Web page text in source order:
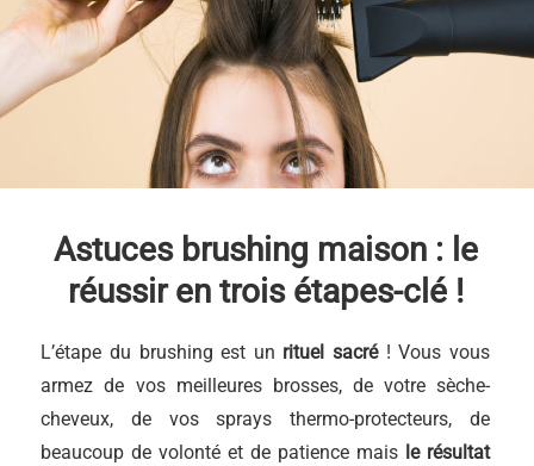
Astuces brushing maison : le
réussir en trois étapes-clé !
L’étape du brushing est un rituel sacré! Vous vous
armez de vos meilleures brosses, de votre sèche-
cheveux, de vos sprays thermo-protecteurs, de
beaucoup de volonté et de patience mais le résultat